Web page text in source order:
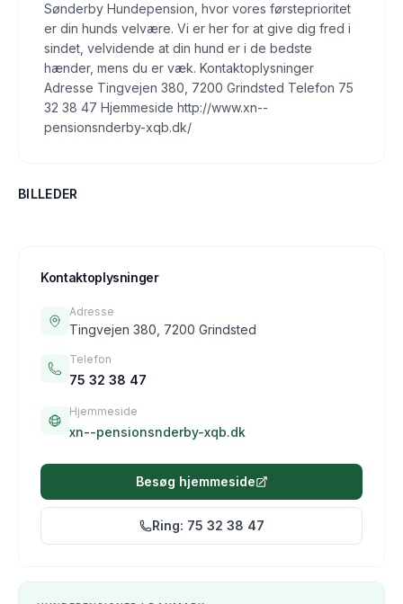
Sønderby Hundepension, hvor vores førsteprioritet
er din hunds velvære. Vi er her for at give dig fred i
sindet, velvidende at din hund er i de bedste
hænder, mens du er væk. Kontaktoplysninger
Adresse Tingvejen 380, 7200 Grindsted Telefon 75
32 38 47 Hjemmeside http://www.xn--
pensionsnderby-xqb.dk/
BILLEDER
Kontaktoplysninger
Adresse
Tingvejen 380, 7200 Grindsted
Telefon
75 32 38 47
Hjemmeside
xn--pensionsnderby-xqb.dk
Besøg hjemmeside
Ring: 75 32 38 47